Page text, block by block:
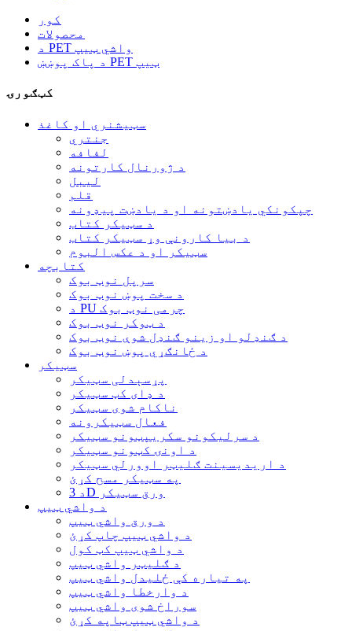
کور
محصولات
د PET واشي ټیپ
د پاک پوښښ PET ټیپ
کټګورۍ
سټیشنري او کاغذ
جنتري
لفافه
د ژورنال کارتونه
لیبل
قلم
چپکونکي یادښتونه او د یادښت پیډونه
د سټیکر کتاب
د بیا کارونې وړ سټیکر کتاب
سټیکر او د عکس البوم
کتابچه
سرپل نوټ بوک
د سخت پوښ نوټ بوک
د PU چرمی نوټ بوک
د ټوکر نوټ بوک
د ګنډلو او زینو ګنډل شوې نوټ بوک
د ځانګړي پوښ نوټ بوک
سټیکر
پړسېدلی سټیکر
د ډای کټ سټیکر
ناکام شوی سټیکر
فعال سټیکرونه
د سرلیکونو سکریپټونو سټیکر
د اونۍ کټونو سټیکر
د اریدیسینت ګلیټر اوورلي سټیکر
په سټیکر مسح کړئ
د 3D ورق سټیکر
د واشي ټیپ
د ورق واشي ټیپ
د واشي ټیپ چاپ کړئ
د واشي ټیپ کټ کول
د ګلیټر واشي ټیپ
په تیاره کې ځلیدل واشي ټیپ
د وارخطا واشي ټیپ
سوراخ شوی واشي ټیپ
د واشي ټیپ ټاپه کړئ